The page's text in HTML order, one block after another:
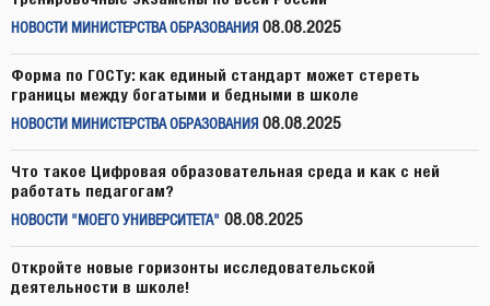
НОВОСТИ МИНИСТЕРСТВА ОБРАЗОВАНИЯ 08.08.2025
Форма по ГОСТу: как единый стандарт может стереть
границы между богатыми и бедными в школе
НОВОСТИ МИНИСТЕРСТВА ОБРАЗОВАНИЯ 08.08.2025
Что такое Цифровая образовательная среда и как с ней
работать педагогам?
НОВОСТИ "МОЕГО УНИВЕРСИТЕТА" 08.08.2025
Откройте новые горизонты исследовательской
деятельности в школе!